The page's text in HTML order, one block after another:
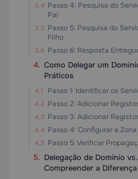
Passo 4: Pesquisa do
Pai
Passo 5: Pesquisa do
Filho
Passo 6: Resposta
Como Delegar um
Práticos
Passo 1: Identificar os
Passo 2: Adicionar
Passo 3: Adicionar
Passo 4: Configurar a
Passo 5: Verificar
Delegação de Domínio
Compreender a Diferença